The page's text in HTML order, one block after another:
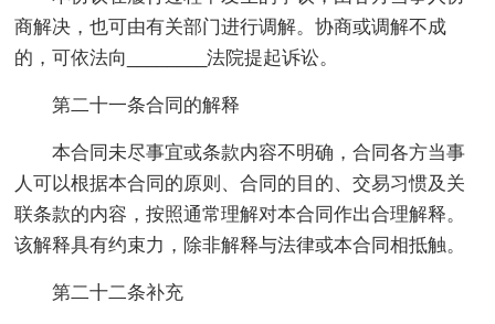
商解决，也可由有关部门进行调解。协商或调解不成
的，可依法向________法院提起诉讼。
第二十一条合同的解释
本合同未尽事宜或条款内容不明确，合同各方当事
人可以根据本合同的原则、合同的目的、交易习惯及关
联条款的内容，按照通常理解对本合同作出合理解释。
该解释具有约束力，除非解释与法律或本合同相抵触。
第二十二条补充